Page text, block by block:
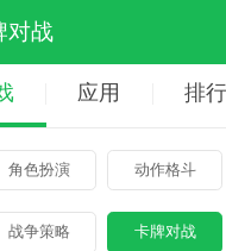
对战
应用 排行
角色扮演 动作格斗
战争策略 卡牌对战